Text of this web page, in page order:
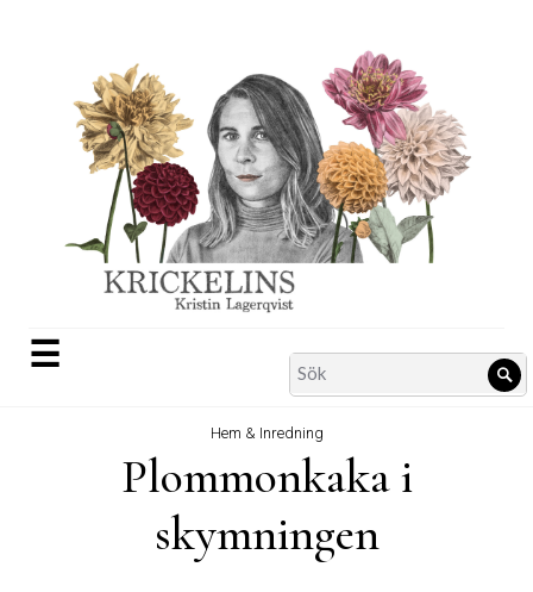
☰
Search
for:
Hem & Inredning
Plommonkaka i
skymningen